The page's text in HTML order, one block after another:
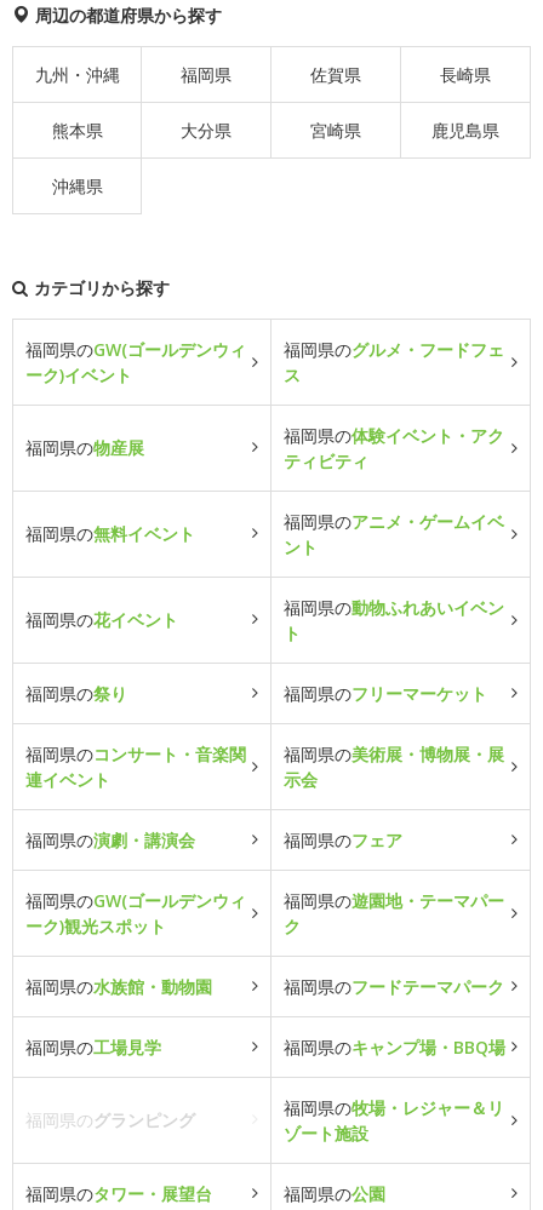
周辺の都道府県から探す
九州・沖縄 福岡県 佐賀県 長崎県
熊本県 大分県 宮崎県 鹿児島県
沖縄県
カテゴリから探す
福岡県のGW(ゴールデンウィ
ーク)イベント
福岡県のグルメ・フードフェ
ス
福岡県の物産展
福岡県の体験イベント・アク
ティビティ
福岡県の無料イベント
福岡県のアニメ・ゲームイベ
ント
福岡県の花イベント
福岡県の動物ふれあいイベン
ト
福岡県の祭り 福岡県のフリーマーケット
福岡県のコンサート・音楽関
連イベント
福岡県の美術展・博物展・展
示会
福岡県の演劇・講演会 福岡県のフェア
福岡県のGW(ゴールデンウィ
ーク)観光スポット
福岡県の遊園地・テーマパー
ク
福岡県の水族館・動物園 福岡県のフードテーマパーク
福岡県の工場見学 福岡県のキャンプ場・BBQ場
福岡県のグランピング
福岡県の牧場・レジャー＆リ
ゾート施設
福岡県のタワー・展望台 福岡県の公園